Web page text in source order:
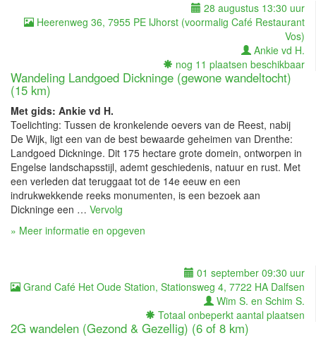
28 augustus 13:30 uur
Heerenweg 36, 7955 PE IJhorst (voormalig Café Restaurant
Vos)
Ankie vd H.
nog 11 plaatsen beschikbaar
Wandeling Landgoed Dickninge (gewone wandeltocht)
(15 km)
Met gids: Ankie vd H.
Toelichting: Tussen de kronkelende oevers van de Reest, nabij
De Wijk, ligt een van de best bewaarde geheimen van Drenthe:
Landgoed Dickninge. Dit 175 hectare grote domein, ontworpen in
Engelse landschapsstijl, ademt geschiedenis, natuur en rust. Met
een verleden dat teruggaat tot de 14e eeuw en een
indrukwekkende reeks monumenten, is een bezoek aan
Dickninge een … Vervolg
» Meer informatie en opgeven
01 september 09:30 uur
Grand Café Het Oude Station, Stationsweg 4, 7722 HA Dalfsen
Wim S. en Schim S.
Totaal onbeperkt aantal plaatsen
2G wandelen (Gezond & Gezellig) (6 of 8 km)